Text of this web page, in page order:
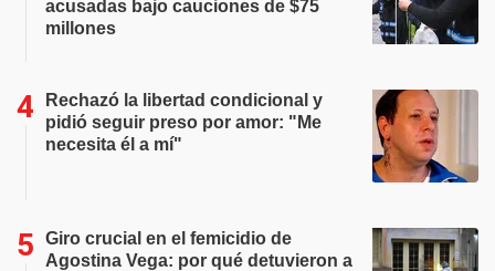
acusadas bajo cauciones de $75
millones
Rechazó la libertad condicional y
pidió seguir preso por amor: "Me
necesita él a mí"
Giro crucial en el femicidio de
Agostina Vega: por qué detuvieron a